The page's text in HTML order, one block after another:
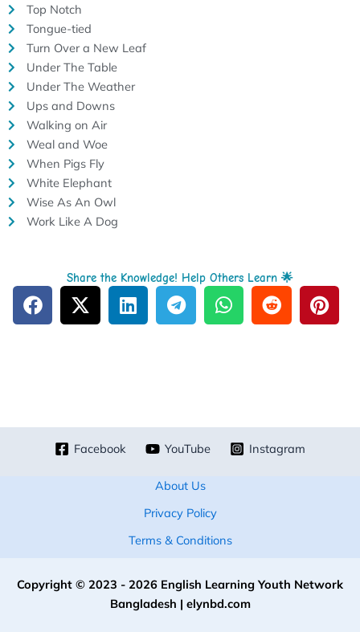
Top Notch
Tongue-tied
Turn Over a New Leaf
Under The Table
Under The Weather
Ups and Downs
Walking on Air
Weal and Woe
When Pigs Fly
White Elephant
Wise As An Owl
Work Like A Dog
Share the Knowledge! Help Others Learn 🌟
Facebook YouTube Instagram
About Us
Privacy Policy
Terms & Conditions
Copyright © 2023 - 2026 English Learning Youth Network
Bangladesh | elynbd.com